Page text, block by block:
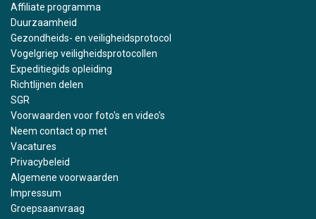
Affiliate programma
Duurzaamheid
Gezondheids- en veiligheidsprotocol
Vogelgriep veiligheidsprotocollen
Expeditiegids opleiding
Richtlijnen delen
SGR
Voorwaarden voor foto's en video's
Neem contact op met
Vacatures
Privacybeleid
Algemene voorwaarden
Impressum
Groepsaanvraag